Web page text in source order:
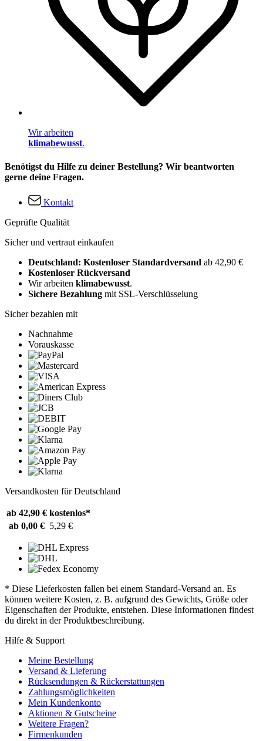
Wir arbeiten
klimabewusst.
Benötigst du Hilfe zu deiner Bestellung? Wir beantworten
gerne deine Fragen.
Kontakt
Geprüfte Qualität
Sicher und vertraut einkaufen
Deutschland: Kostenloser Standardversand ab 42,90 €
Kostenloser Rückversand
Wir arbeiten klimabewusst.
Sichere Bezahlung mit SSL-Verschlüsselung
Sicher bezahlen mit
Nachnahme
Vorauskasse
Versandkosten für Deutschland
ab 42,90 € kostenlos*
ab 0,00 € 5,29 €
* Diese Lieferkosten fallen bei einem Standard-Versand an. Es
können weitere Kosten, z. B. aufgrund des Gewichts, Größe oder
Eigenschaften der Produkte, entstehen. Diese Informationen findest
du direkt in der Produktbeschreibung.
Hilfe & Support
Meine Bestellung
Versand & Lieferung
Rücksendungen & Rückerstattungen
Zahlungsmöglichkeiten
Mein Kundenkonto
Aktionen & Gutscheine
Weitere Fragen?
Firmenkunden